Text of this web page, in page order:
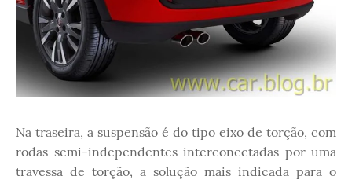
Na traseira, a suspensão é do tipo eixo de torção, com
rodas semi-independentes interconectadas por uma
travessa de torção, a solução mais indicada para o